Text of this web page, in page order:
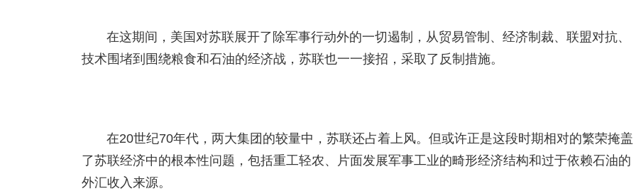
在这期间，美国对苏联展开了除军事行动外的一切遏制，从贸易管制、经济制裁、联盟对抗、
技术围堵到围绕粮食和石油的经济战，苏联也一一接招，采取了反制措施。
在20世纪70年代，两大集团的较量中，苏联还占着上风。但或许正是这段时期相对的繁荣掩盖
了苏联经济中的根本性问题，包括重工轻农、片面发展军事工业的畸形经济结构和过于依赖石油的
外汇收入来源。